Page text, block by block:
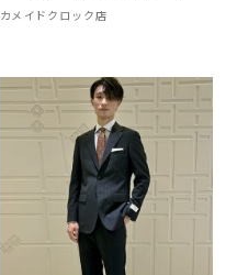
カメイドクロック店